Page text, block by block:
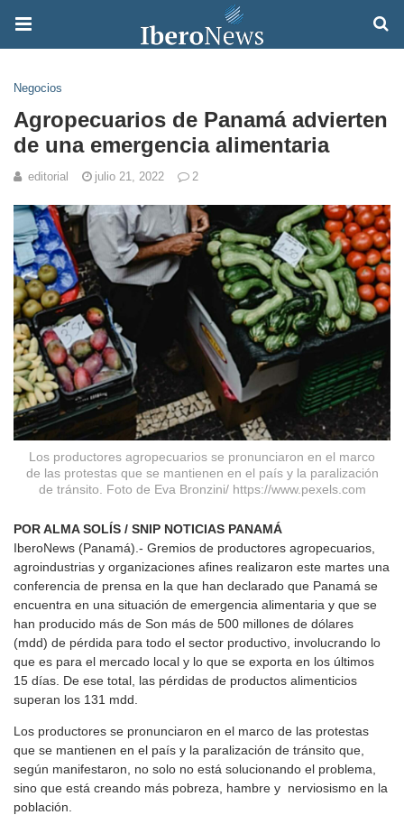
Negocios
Agropecuarios de Panamá advierten
de una emergencia alimentaria
editorial julio 21, 2022 2
Los productores agropecuarios se pronunciaron en el marco
de las protestas que se mantienen en el país y la paralización
de tránsito. Foto de Eva Bronzini/ https://www.pexels.com
POR ALMA SOLÍS / SNIP NOTICIAS PANAMÁ
IberoNews (Panamá).- Gremios de productores agropecuarios,
agroindustrias y organizaciones afines realizaron este martes una
conferencia de prensa en la que han declarado que Panamá se
encuentra en una situación de emergencia alimentaria y que se
han producido más de Son más de 500 millones de dólares
(mdd) de pérdida para todo el sector productivo, involucrando lo
que es para el mercado local y lo que se exporta en los últimos
15 días. De ese total, las pérdidas de productos alimenticios
superan los 131 mdd.
Los productores se pronunciaron en el marco de las protestas
que se mantienen en el país y la paralización de tránsito que,
según manifestaron, no solo no está solucionando el problema,
sino que está creando más pobreza, hambre y nerviosismo en la
población.